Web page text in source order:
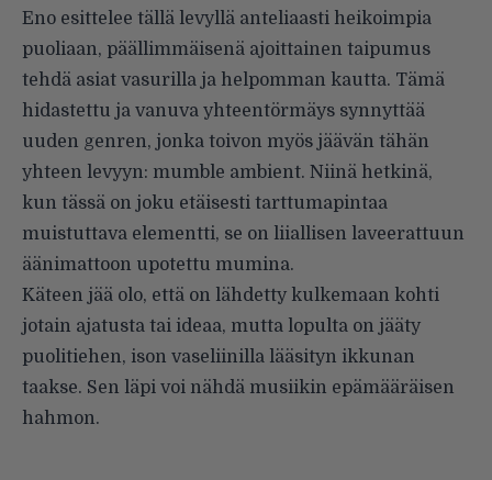
Eno esittelee tällä levyllä anteliaasti heikoimpia
puoliaan, päällimmäisenä ajoittainen taipumus
tehdä asiat vasurilla ja helpomman kautta. Tämä
hidastettu ja vanuva yhteentörmäys synnyttää
uuden genren, jonka toivon myös jäävän tähän
yhteen levyyn: mumble ambient. Niinä hetkinä,
kun tässä on joku etäisesti tarttumapintaa
muistuttava elementti, se on liiallisen laveerattuun
äänimattoon upotettu mumina.
Käteen jää olo, että on lähdetty kulkemaan kohti
jotain ajatusta tai ideaa, mutta lopulta on jääty
puolitiehen, ison vaseliinilla lääsityn ikkunan
taakse. Sen läpi voi nähdä musiikin epämääräisen
hahmon.